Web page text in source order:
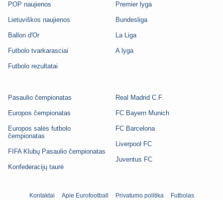
POP naujienos
Lietuviškos naujienos
Ballon d'Or
Futbolo tvarkarasciai
Futbolo rezultatai
Premier lyga
Bundesliga
La Liga
A lyga
Pasaulio čempionatas
Europos čempionatas
Europos salės futbolo
čempionatas
FIFA Klubų Pasaulio čempionatas
Konfederacijų taurė
Real Madrid C.F.
FC Bayern Munich
FC Barcelona
Liverpool FC
Juventus FC
Kontaktai Apie Eurofootball Privatumo politika Futbolas